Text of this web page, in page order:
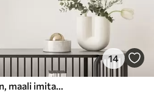
14
Abstraktne kompositsioon, maali imitatsioon